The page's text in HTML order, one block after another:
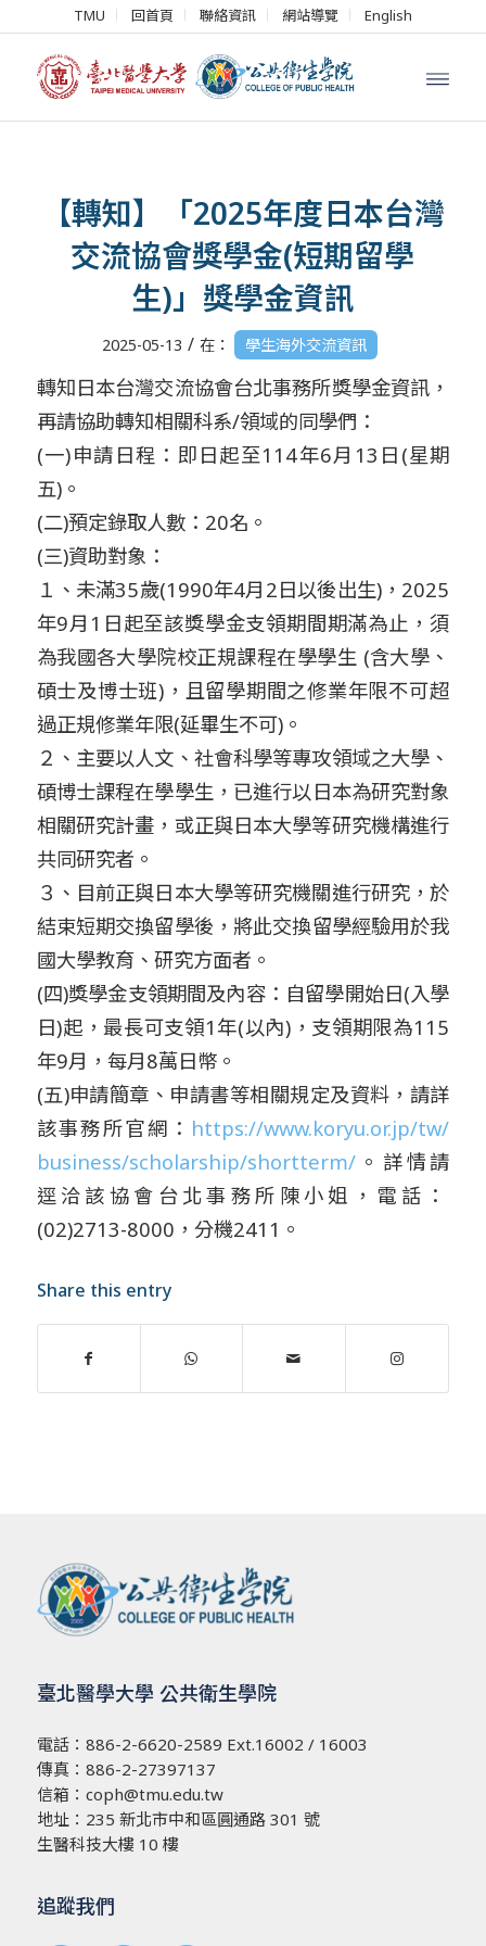
TMU 回首頁 聯絡資訊 網站導覽 English
【轉知】「2025年度日本台灣
交流協會獎學金(短期留學
生)」獎學金資訊
2025-05-13 / 在： 學生海外交流資訊
轉知日本台灣交流協會台北事務所獎學金資訊，
再請協助轉知相關科系/領域的同學們：
(一)申請日程：即日起至114年6月13日(星期
五)。
(二)預定錄取人數：20名。
(三)資助對象：
１、未滿35歲(1990年4月2日以後出生)， 2025
年9月1日起至該獎學金支領期間期滿為止， 須
為我國各大學院校正規課程在學學生 (含大學、
碩士及博士班)， 且留學期間之修業年限不可超
過正規修業年限(延畢生不可)。
２、主要以人文、社會科學等專攻領域之大學、
碩博士課程在學學生，已進行以日本為研究對象
相關研究計畫， 或正與日本大學等研究機構進行
共同研究者。
３、目前正與日本大學等研究機關進行研究，於
結束短期交換留學後，將此交換留學經驗用於我
國大學教育、 研究方面者。
(四)獎學金支領期間及內容：自留學開始日(入學
日)起，最長可支領1年(以內)，支領期限為115
年9月， 每月8萬日幣。
(五)申請簡章、申請書等相關規定及資料，請詳
該事務所官網： https://www.koryu.or.jp/tw/
business/scholarship/shortterm/。詳情請
逕洽該協會台北事務所陳小姐， 電話：
(02)2713-8000，分機2411。
Share this entry
臺北醫學大學 公共衛生學院
電話： 886-2-6620-2589 Ext.16002 / 16003
傳真：886-2-27397137
信箱： coph@tmu.edu.tw
地址： 235 新北市中和區圓通路 301 號
生醫科技大樓 10 樓
追蹤我們